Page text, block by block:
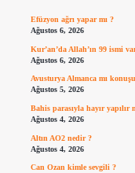
Efüzyon ağrı yapar mı ?
Ağustos 6, 2026
Kur’an’da Allah’ın 99 ismi
Ağustos 6, 2026
Avusturya Almanca mı
Ağustos 5, 2026
Bahis parasıyla hayır yapılır
Ağustos 4, 2026
Altın AO2 nedir ?
Ağustos 4, 2026
Can Ozan kimle sevgili ?